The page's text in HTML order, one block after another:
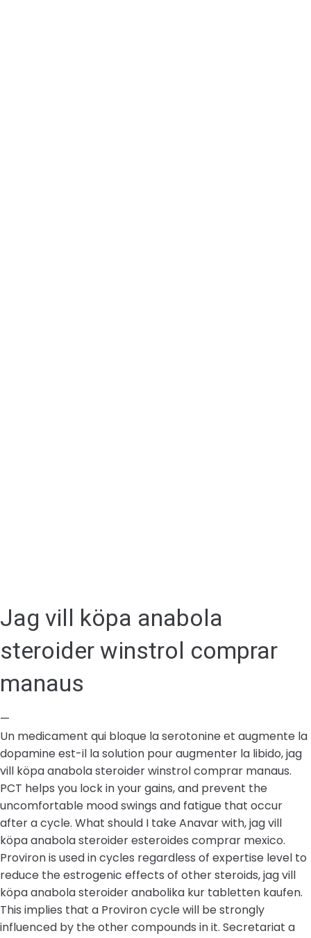
Jag vill köpa anabola
steroider winstrol comprar
manaus
—
Un medicament qui bloque la serotonine et augmente la
dopamine est-il la solution pour augmenter la libido, jag
vill köpa anabola steroider winstrol comprar manaus.
PCT helps you lock in your gains, and prevent the
uncomfortable mood swings and fatigue that occur
after a cycle. What should I take Anavar with, jag vill
köpa anabola steroider esteroides comprar mexico.
Proviron is used in cycles regardless of expertise level to
reduce the estrogenic effects of other steroids, jag vill
köpa anabola steroider anabolika kur tabletten kaufen.
This implies that a Proviron cycle will be strongly
influenced by the other compounds in it. Secretariat a